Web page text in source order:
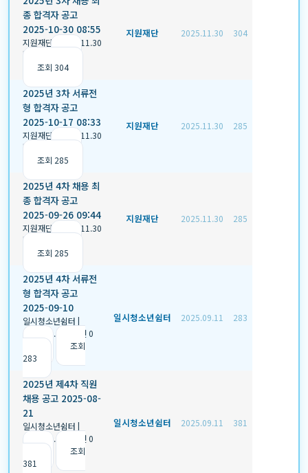
종 합격자 공고
2025-10-30 08:55
지원재단
2025.11.30
|
조회 304
지원재단 2025.11.30 304
2025년 3차 서류전
형 합격자 공고
2025-10-17 08:33
지원재단
2025.11.30
|
조회 285
지원재단 2025.11.30 285
2025년 4차 채용 최
종 합격자 공고
2025-09-26 09:44
지원재단
2025.11.30
|
조회 285
지원재단 2025.11.30 285
2025년 4차 서류전
형 합격자 공고
2025-09-10
일시청소년쉼터 |
2025.09.11
추천 0
조회
283
일시청소년쉼터 2025.09.11 283
2025년 제4차 직원
채용 공고 2025-08-
21
일시청소년쉼터 |
2025.09.11
추천 0
조회
381
일시청소년쉼터 2025.09.11 381